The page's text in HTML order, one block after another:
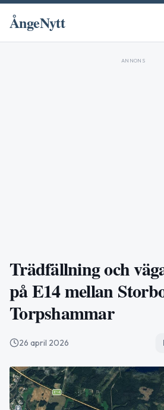
ÅngeNytt
ANNONS
Trädfällning och
på E14 mellan
Torpshammar
26 april 2026